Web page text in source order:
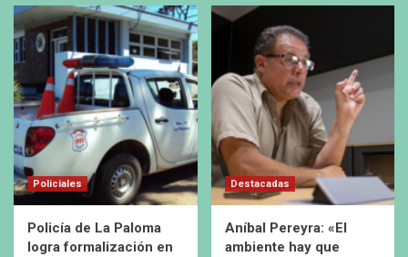
Policiales
Policía de La Paloma
logra formalización en
Destacadas
Aníbal Pereyra: «El
ambiente hay que